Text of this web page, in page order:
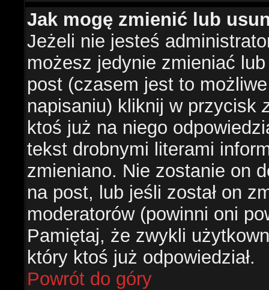
Jak mogę zmienić lub
Jeżeli nie jesteś
możesz jedynie zmieniać
post (czasem jest to
napisaniu) kliknij w przycisk
ktoś już na niego
tekst drobnymi literami
zmieniano. Nie zostanie on
na post, lub jeśli został on
moderatorów (powinni oni
Pamiętaj, że zwykli
który ktoś już odpowiedział.
Powrót do góry